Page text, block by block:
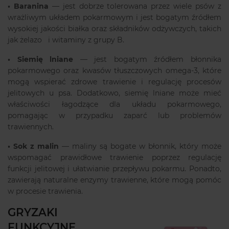
• Baranina — jest dobrze tolerowana przez wiele psów z
wrażliwym układem pokarmowym i jest bogatym źródłem
wysokiej jakości białka oraz składników odżywczych, takich
jak żelazo i witaminy z grupy B.
• Siemię lniane — jest bogatym źródłem błonnika
pokarmowego oraz kwasów tłuszczowych omega-3, które
mogą wspierać zdrowe trawienie i regulację procesów
jelitowych u psa. Dodatkowo, siemię lniane może mieć
właściwości łagodzące dla układu pokarmowego,
pomagając w przypadku zaparć lub problemów
trawiennych.
• Sok z malin — maliny są bogate w błonnik, który może
wspomagać prawidłowe trawienie poprzez regulację
funkcji jelitowej i ułatwianie przepływu pokarmu. Ponadto,
zawierają naturalne enzymy trawienne, które mogą pomóc
w procesie trawienia.
GRYZAKI